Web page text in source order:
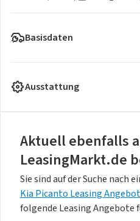
Basisdaten
Ausstattung
Aktuell ebenfalls
LeasingMarkt.de
Sie sind auf der Suche nach
Kia Picanto Leasing Angebot
folgende Leasing Angebote